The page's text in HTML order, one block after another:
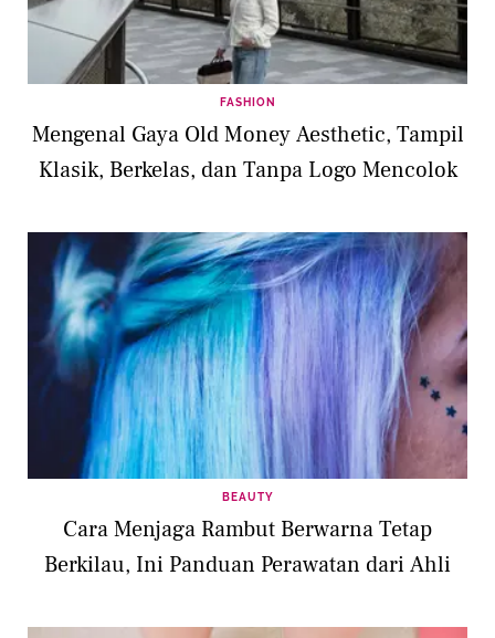
FASHION
Mengenal Gaya Old Money Aesthetic, Tampil
Klasik, Berkelas, dan Tanpa Logo Mencolok
BEAUTY
Cara Menjaga Rambut Berwarna Tetap
Berkilau, Ini Panduan Perawatan dari Ahli